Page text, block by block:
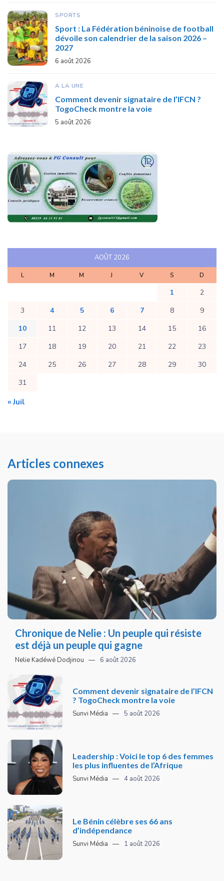
SPORTS
Sport : La Fédération béninoise de football
dévoile son calendrier de la saison 2026 –
2027
6 août 2026
A LA UNE
Comment devenir signataire de l’IFCN ?
TogoCheck montre la voie
5 août 2026
AOÛT 2026
L M M J V S D
1
2
3
4 5 6 7 8
9
10
11 12 13 14 15
16
17
18 19 20 21 22
23
24
25 26 27 28 29
30
31
« Juil
Articles connexes
Chronique de Nelie : Un peuple qui résiste
est déjà un peuple qui gagne
Nelie Kadéwé Dodjinou 6 août 2026
Comment devenir signataire de l’IFCN
? TogoCheck montre la voie
Sunvi Média 5 août 2026
Leadership : Voici le top 6 des femmes
les plus influentes de l’Afrique
Sunvi Média 4 août 2026
Le Bénin célèbre ses 66 ans
d’indépendance
Sunvi Média 1 août 2026